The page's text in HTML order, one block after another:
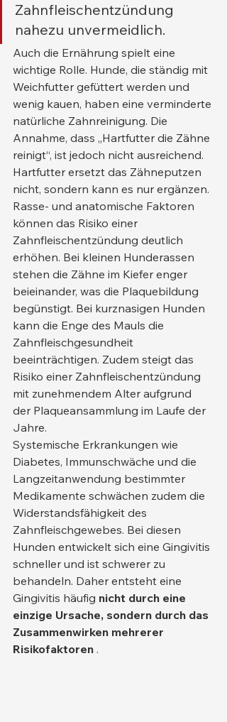
Zahnfleischentzündung
nahezu unvermeidlich.
Auch die Ernährung spielt eine
wichtige Rolle. Hunde, die ständig mit
Weichfutter gefüttert werden und
wenig kauen, haben eine verminderte
natürliche Zahnreinigung. Die
Annahme, dass „Hartfutter die Zähne
reinigt“, ist jedoch nicht ausreichend.
Hartfutter ersetzt das Zähneputzen
nicht, sondern kann es nur ergänzen.
Rasse- und anatomische Faktoren
können das Risiko einer
Zahnfleischentzündung deutlich
erhöhen. Bei kleinen Hunderassen
stehen die Zähne im Kiefer enger
beieinander, was die Plaquebildung
begünstigt. Bei kurznasigen Hunden
kann die Enge des Mauls die
Zahnfleischgesundheit
beeinträchtigen. Zudem steigt das
Risiko einer Zahnfleischentzündung
mit zunehmendem Alter aufgrund
der Plaqueansammlung im Laufe der
Jahre.
Systemische Erkrankungen wie
Diabetes, Immunschwäche und die
Langzeitanwendung bestimmter
Medikamente schwächen zudem die
Widerstandsfähigkeit des
Zahnfleischgewebes. Bei diesen
Hunden entwickelt sich eine Gingivitis
schneller und ist schwerer zu
behandeln. Daher entsteht eine
Gingivitis häufig nicht durch eine
einzige Ursache, sondern durch das
Zusammenwirken mehrerer
Risikofaktoren .